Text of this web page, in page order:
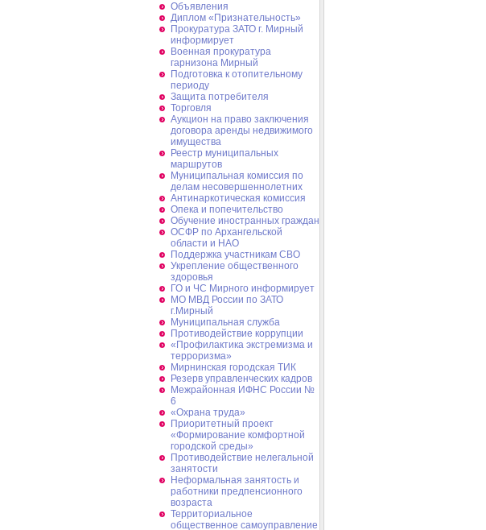
Объявления
Диплом «Признательность»
Прокуратура ЗАТО г. Мирный
информирует
Военная прокуратура
гарнизона Мирный
Подготовка к отопительному
периоду
Защита потребителя
Торговля
Аукцион на право заключения
договора аренды недвижимого
имущества
Реестр муниципальных
маршрутов
Муниципальная комиссия по
делам несовершеннолетних
Антинаркотическая комиссия
Опека и попечительство
Обучение иностранных граждан
ОСФР по Архангельской
области и НАО
Поддержка участникам СВО
Укрепление общественного
здоровья
ГО и ЧС Мирного информирует
МО МВД России по ЗАТО
г.Мирный
Муниципальная cлужба
Противодействие коррупции
«Профилактика экстремизма и
терроризма»
Мирнинская городская ТИК
Резерв управленческих кадров
Межрайонная ИФНС России №
6
«Охрана труда»
Приоритетный проект
«Формирование комфортной
городской среды»
Противодействие нелегальной
занятости
Неформальная занятость и
работники предпенсионного
возраста
Территориальное
общественное самоуправление